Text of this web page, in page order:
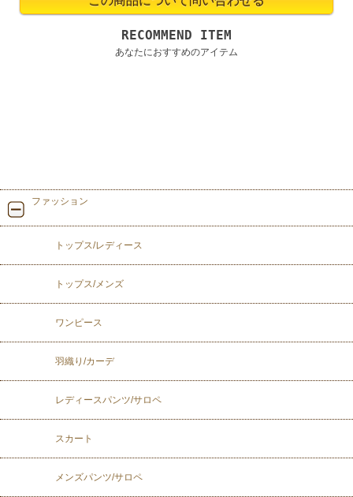
RECOMMEND ITEM
あなたにおすすめのアイテム
ファッション
トップス/レディース
トップス/メンズ
ワンピース
羽織り/カーデ
レディースパンツ/サロペ
スカート
メンズパンツ/サロペ